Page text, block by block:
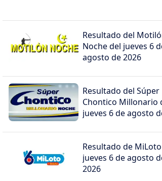
Resultado del
Noche del jueves 6
agosto de 2026
Resultado del Súper
Chontico Millonario
jueves 6 de agosto
Resultado de
jueves 6 de agosto
2026